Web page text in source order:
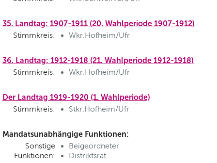
35. Landtag: 1907-1911 (20. Wahlperiode 1907-1912)
Stimmkreis: Wkr.Hofheim/Ufr
36. Landtag: 1912-1918 (21. Wahlperiode 1912-1918)
Stimmkreis: Wkr.Hofheim/Ufr
Der Landtag 1919-1920 (1. Wahlperiode)
Stimmkreis: Stkr.Hofheim/Ufr
Mandatsunabhängige Funktionen:
Sonstige
Funktionen:
Beigeordneter
Distriktsrat